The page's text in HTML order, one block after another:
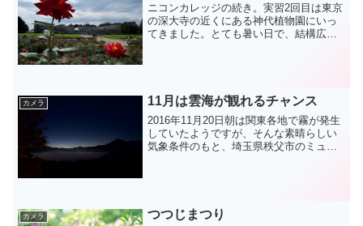
ニコンカレッジの続き。実習2回目は東京
の深大寺の近くにある神代植物園にいっ
てきました。とても暑い日で、結構広い
カメラ 11月は雲海が観れるチャンス
2016年11月20日朝は関東各地で霧が発生
していたようですが、そんな素晴らしい
気象条件のもと、埼玉県秩父市のミュー
カメラ つつじまつり